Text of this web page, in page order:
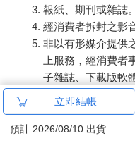
報紙、期刊或雜誌
經消費者拆封之影
非以有形媒介提供
上服務，經消費者
子雜誌、下載版軟
已拆封之個人衛
刀…等）
若非上列種類商品，
立即結帳
預計 2026/08/10 出貨